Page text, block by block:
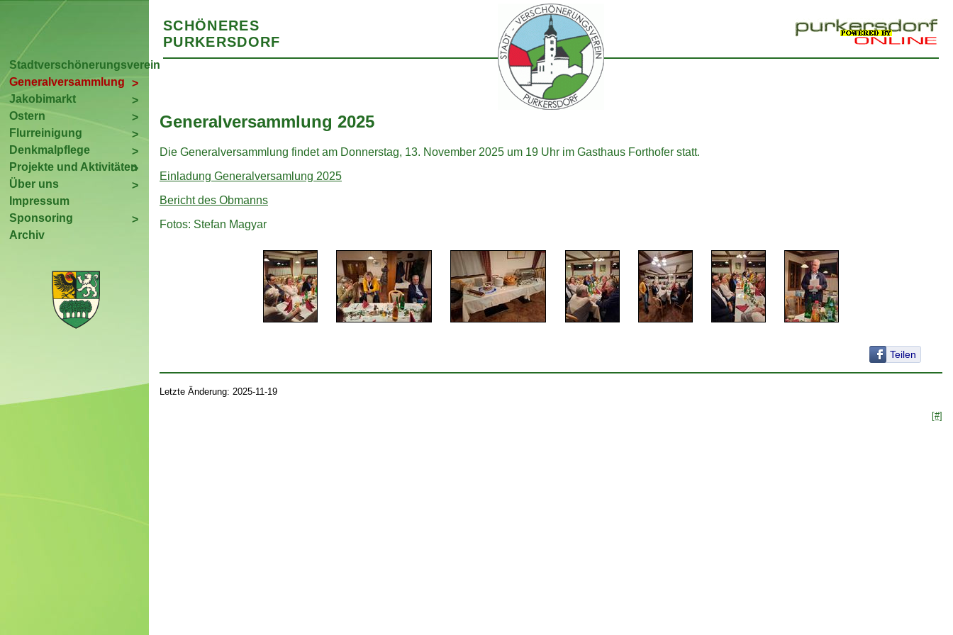
Stadtverschönerungsverein
Generalversammlung
Jakobimarkt
Ostern
Flurreinigung
Denkmalpflege
Projekte und Aktivitäten
Über uns
Impressum
Sponsoring
Archiv
SCHÖNERES
PURKERSDORF
Generalversammlung 2025
Die Generalversammlung findet am Donnerstag, 13. November 2025 um 19 Uhr im Gasthaus Forthofer statt.
Einladung Generalversamlung 2025
Bericht des Obmanns
Fotos: Stefan Magyar
Teilen
Letzte Änderung: 2025-11-19
[#]